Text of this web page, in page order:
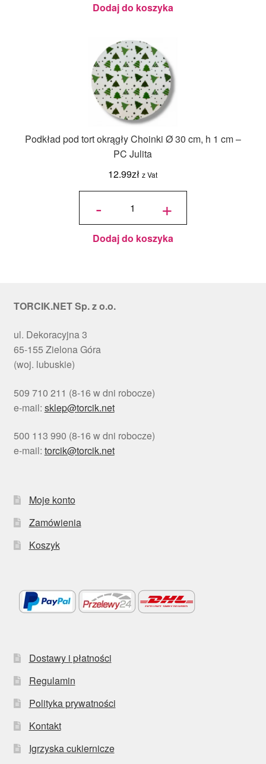
Dodaj do koszyka
Podkład pod tort okrągły Choinki Ø 30 cm, h 1 cm –
PC Julita
12.99zł z Vat
-
ilość
okrągły
Choinki
Ø 30
cm, h 1
cm - PC
+
Dodaj do koszyka
TORCIK.NET Sp. z o.o.
ul. Dekoracyjna 3
65-155 Zielona Góra
(woj. lubuskie)
509 710 211 (8-16 w dni robocze)
e-mail: sklep@torcik.net
500 113 990 (8-16 w dni robocze)
e-mail: torcik@torcik.net
Moje konto
Zamówienia
Koszyk
Dostawy i płatności
Regulamin
Polityka prywatności
Kontakt
Igrzyska cukiernicze